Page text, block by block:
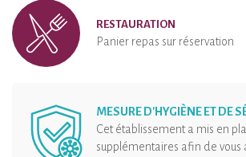
RESTAURATION
Panier repas sur réservation
MESURE D'HYGIÈNE ET DE
Cet établissement a mis en
supplémentaires afin de vous